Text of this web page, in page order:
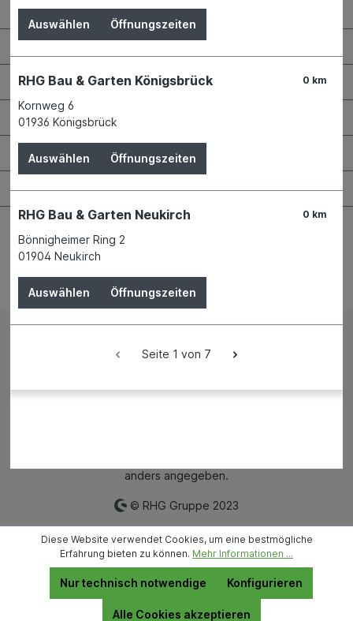
Kontaktdaten und Öffnungszeiten
RHG Helfer
Wissenswertes
Maschinen & Werkzeuge
Bauen & Renovieren
Garten & Landschaftsbau
Bestellung widerrufen
Impressum
AGB
Datenschutz
News Filialen Mietpark
anders angegeben.
© RHG Gruppe 2023
Diese Website verwendet Cookies, um eine bestmögliche
Erfahrung bieten zu können. Mehr Informationen ...
Nur technisch notwendige Konfigurieren
Alle Cookies akzeptieren
Auswählen Öffnungszeiten
0 km
RHG Bau & Garten Königsbrück
Kornweg 6
01936 Königsbrück
Auswählen Öffnungszeiten
0 km
RHG Bau & Garten Neukirch
Bönnigheimer Ring 2
01904 Neukirch
Auswählen Öffnungszeiten
Seite 1 von 7